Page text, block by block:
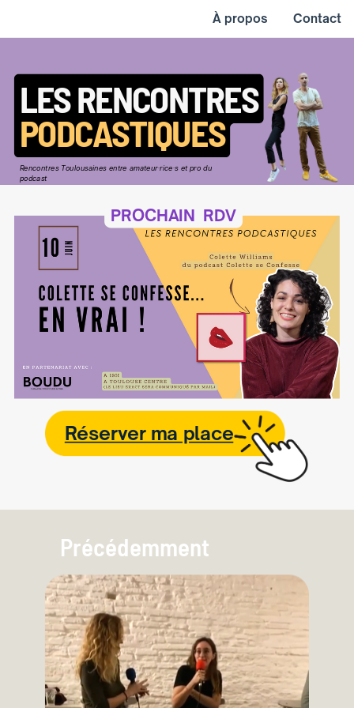
À propos Contact
LES RENCONTRES
PODCASTIQUES
Rencontres Toulousaines entre amateur·rice·s et pro du
podcast
Réserver ma place
PROCHAIN RDV
Précédemment